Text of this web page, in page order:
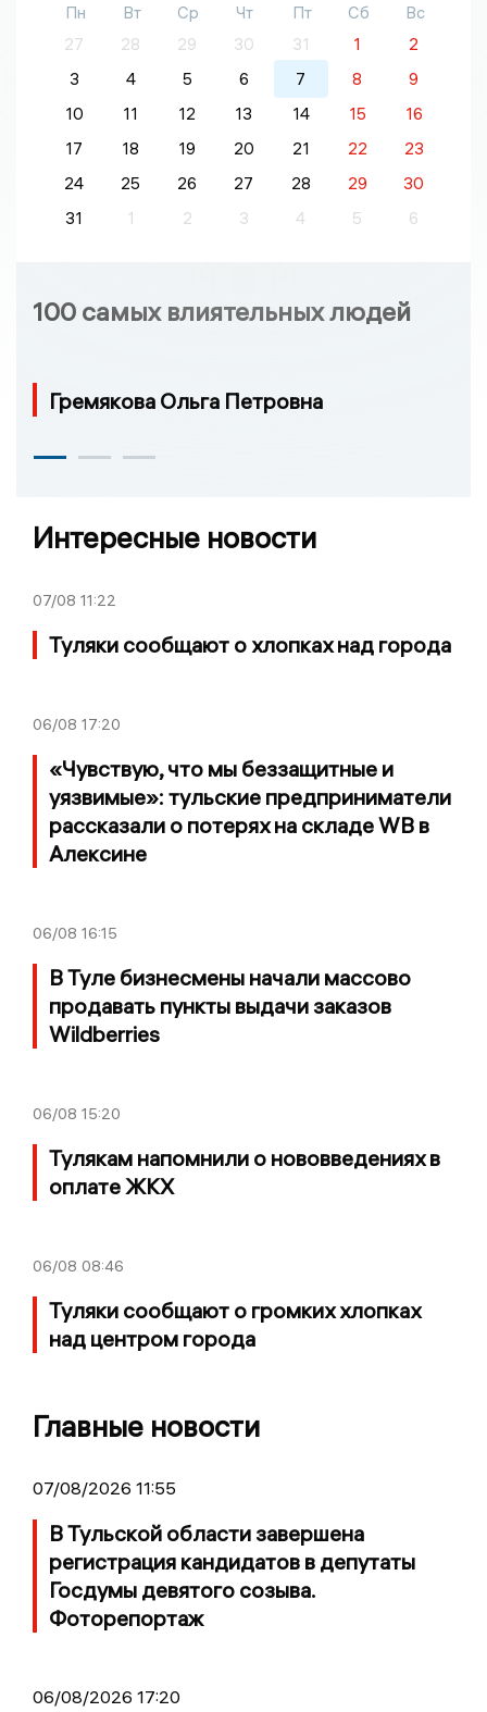
Пн Вт Ср Чт Пт Сб
Вс
27
28 29 30 31 1
2
3
4 5 6 7 8
9
10
11 12 13 14 15
16
17
18 19 20 21 22
23
24
25 26 27 28 29
30
31
1 2 3 4 5 6
100 самых влиятельных людей
Гремякова Ольга Петровна
Интересные новости
07/08 11:22
Туляки сообщают о хлопках над города
06/08 17:20
«Чувствую, что мы беззащитные и
уязвимые»: тульские предприниматели
рассказали о потерях на складе WB в
Алексине
06/08 16:15
В Туле бизнесмены начали массово
продавать пункты выдачи заказов
Wildberries
06/08 15:20
Тулякам напомнили о нововведениях в
оплате ЖКХ
06/08 08:46
Туляки сообщают о громких хлопках
над центром города
Главные новости
07/08/2026 11:55
В Тульской области завершена
регистрация кандидатов в депутаты
Госдумы девятого созыва.
Фоторепортаж
06/08/2026 17:20